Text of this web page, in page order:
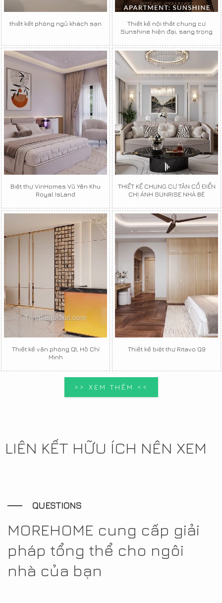
thiết kết phòng ngủ khách sạn
Thiết kế nội thất chung cư
Sunshine hiện đại, sang trọng
Biệt thự VinHomes Vũ Yên Khu
Royal IsLand
THIẾT KẾ CHUNG CƯ TÂN CỔ ĐIỂN
CHỊ ÁNH SUNRISE NHÀ BÈ
Thiết kế văn phòng Q1, Hồ Chí
Minh
Thiết kế biệt thự Ritavo Q9
>> XEM THÊM <<
LIÊN KẾT HỮU ÍCH NÊN XEM
QUESTIONS
MOREHOME cung cấp giải
pháp tổng thể cho ngôi
nhà của bạn